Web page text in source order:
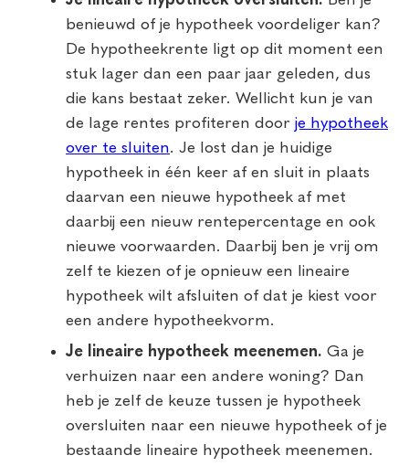
benieuwd of je hypotheek voordeliger kan?
De hypotheekrente ligt op dit moment een
stuk lager dan een paar jaar geleden, dus
die kans bestaat zeker. Wellicht kun je van
de lage rentes profiteren door je hypotheek
over te sluiten. Je lost dan je huidige
hypotheek in één keer af en sluit in plaats
daarvan een nieuwe hypotheek af met
daarbij een nieuw rentepercentage en ook
nieuwe voorwaarden. Daarbij ben je vrij om
zelf te kiezen of je opnieuw een lineaire
hypotheek wilt afsluiten of dat je kiest voor
een andere hypotheekvorm.
Je lineaire hypotheek meenemen. Ga je
verhuizen naar een andere woning? Dan
heb je zelf de keuze tussen je hypotheek
oversluiten naar een nieuwe hypotheek of je
bestaande lineaire hypotheek meenemen.